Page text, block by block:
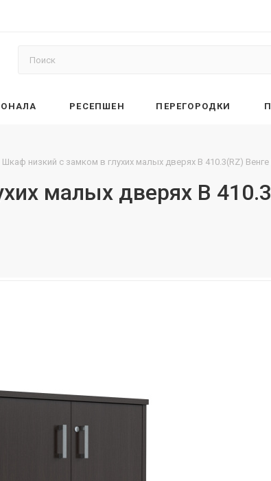
РЕСЕПШЕН ПЕРЕГОРОДКИ
Шкаф низкий с замком в глухих малых дверях B 410.3(RZ) Венге
малых дверях B